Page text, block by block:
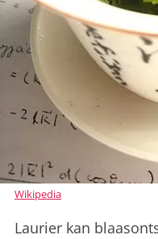
Wikipedia
Laurier kan